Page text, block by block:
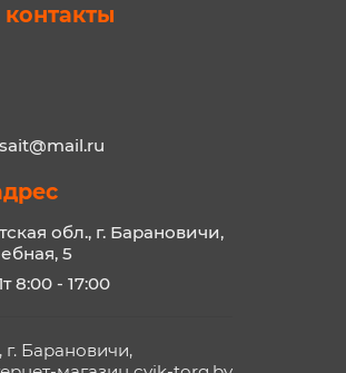
обл., г. Барановичи,
5
8:00 - 17:00
Барановичи,